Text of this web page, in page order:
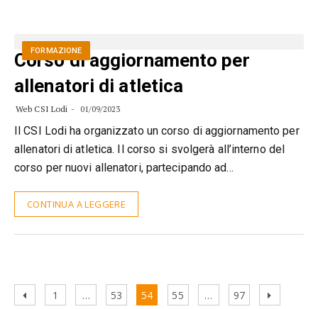
FORMAZIONE
Corso di aggiornamento per
allenatori di atletica
Web CSI Lodi 01/09/2023
Il CSI Lodi ha organizzato un corso di aggiornamento per
allenatori di atletica. Il corso si svolgerà all’interno del
corso per nuovi allenatori, partecipando ad…
CONTINUA A LEGGERE
Navigazione
PreviousPage
1 … Page
53 Page
54 Page
55 … Page
97
Next